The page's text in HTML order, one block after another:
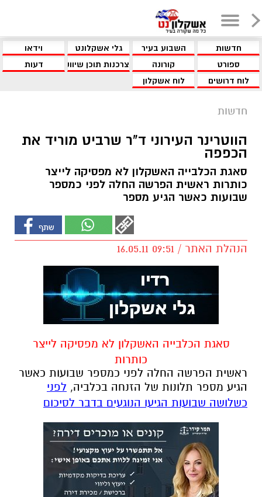
חדשות השבוע בעיר גלי אשקלונט
וידאו
ספורט
קורונה צרכנות תוכן שיווקי
דעות
לוח דרושים
לוח אשקלון
חדשות
הווטרינר העירוני ד"ר שרביט מוריד את
הכפפה
סאגת הכלבייה האשקלון לא מפסיקה לייצר
כותרות ראשית הפרשה החלה לפני כמספר
שבועות כאשר הגיע מספר
הנהלת האתר / 09:51 16.05.11
סאגת הכלבייה האשקלון לא מפסיקה לייצר
כותרות
ראשית הפרשה החלה לפני כמספר שבועות כאשר
הגיע מספר תלונות של הזנחה בכלביה, לפני
כשלושה שבועות הגיעו הנוגעים בדבר לסיכום